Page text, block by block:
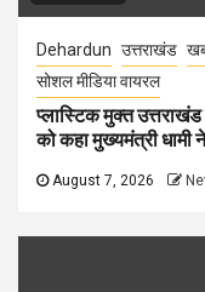
Dehardun उत्तराखंड
सोशल मीडिया वायरल
प्लास्टिक मुक्त उत्तराखंड
को कहा मुख्यमंत्री धामी ने
August 7, 2026